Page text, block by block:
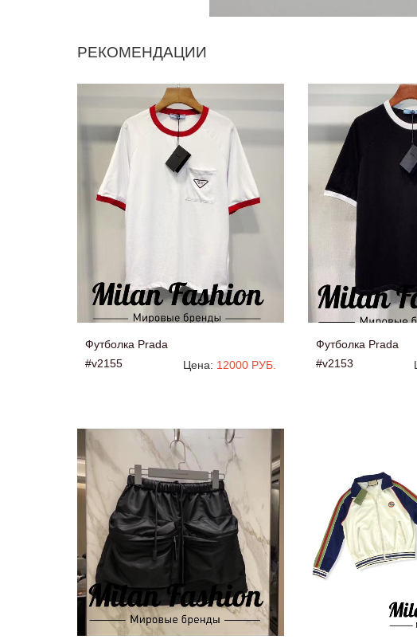
РЕКОМЕНДАЦИИ
Футболка Prada
#v2155
Цена: 12000 РУБ.
Футболка Prada
#v2153